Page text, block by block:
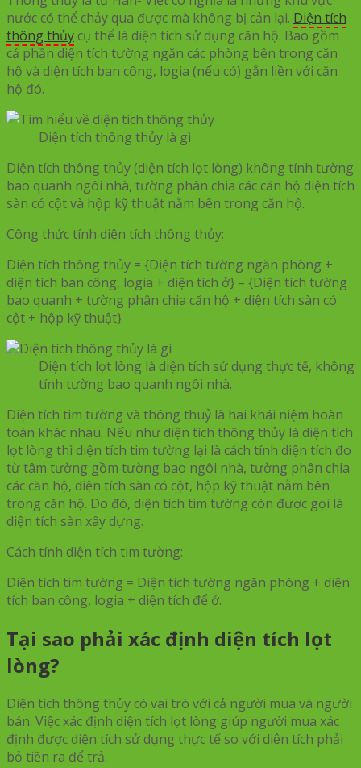
nước có thể chảy qua được mà không bị cản lại. Diện tích
thông thủycụ thể là diện tích sử dụng căn hộ. Bao gồm
cả phần diện tích tường ngăn các phòng bên trong căn
hộ và diện tích ban công, logia (nếu có) gắn liền với căn
hộ đó.
Diện tích thông thủy là gì
Diện tích thông thủy (diện tích lọt lòng) không tính tường
bao quanh ngôi nhà, tường phân chia các căn hộ diện tích
sàn có cột và hộp kỹ thuật nằm bên trong căn hộ.
Công thức tính diện tích thông thủy:
Diện tích thông thủy = {Diện tích tường ngăn phòng +
diện tích ban công, logia + diện tích ở} – {Diện tích tường
bao quanh + tường phân chia căn hộ + diện tích sàn có
cột + hộp kỹ thuật}
Diện tích lọt lòng là diện tích sử dụng thực tế, không
tính tường bao quanh ngôi nhà.
Diện tích tim tường và thông thuỷ là hai khái niệm hoàn
toàn khác nhau. Nếu như diện tích thông thủy là diện tích
lọt lòng thì diện tích tim tường lại là cách tính diện tích đo
từ tâm tường gồm tường bao ngôi nhà, tường phân chia
các căn hộ, diện tích sàn có cột, hộp kỹ thuật nằm bên
trong căn hộ. Do đó, diện tích tim tường còn được gọi là
diện tích sàn xây dựng.
Cách tính diện tích tim tường:
Diện tích tim tường = Diện tích tường ngăn phòng + diện
tích ban công, logia + diện tích để ở.
Tại sao phải xác định diện tích lọt
lòng?
Diện tích thông thủy có vai trò với cả người mua và người
bán. Việc xác định diện tích lọt lòng giúp người mua xác
định được diện tích sử dụng thực tế so với diện tích phải
bỏ tiền ra để trả.